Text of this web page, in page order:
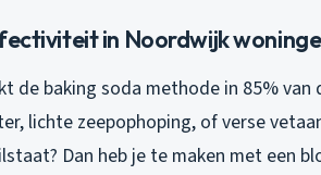
in Noordwijk
de baking soda methode in 85% van
lichte zeepophoping, of verse
Dan heb je te maken met een